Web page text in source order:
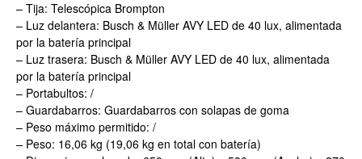
– Tija: Telescópica Brompton
– Luz delantera: Busch & Müller AVY LED de 40 lux, alimentada
por la batería principal
– Luz trasera: Busch & Müller AVY LED de 40 lux, alimentada
por la batería principal
– Portabultos: /
– Guardabarros: Guardabarros con solapas de goma
– Peso máximo permitido: /
– Peso: 16,06 kg (19,06 kg en total con batería)